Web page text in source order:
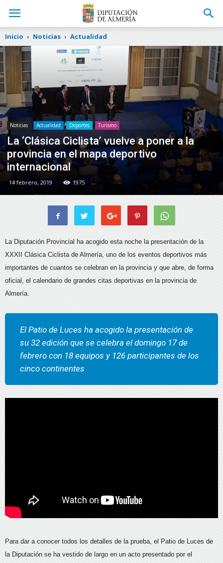
Inicio Noticias Actualidad
Noticias Actualidad Deportes Turismo
La ‘Clásica Ciclista’ vuelve a poner a la
provincia en el mapa deportivo
internacional
14 febrero, 2019 1975
La Diputación Provincial ha acogido esta noche la presentación de la
XXXII Clásica Ciclista de Almería, uno de los eventos deportivos más
importantes de cuantos se celebran en la provincia y que abre, de forma
oficial, el calendario de grandes citas deportivas en la provincia de
Almería.
El Patio de Luces ha acogido la presentación de
su 32 edición que se celebra el domingo 17 de
febrero con 18 equipos y 126 participantes de los
cinco continentes
Para dar a conocer todos los detalles de la prueba, el Patio de Luces de
la Diputación se ha vestido de largo en un acto presentado por el